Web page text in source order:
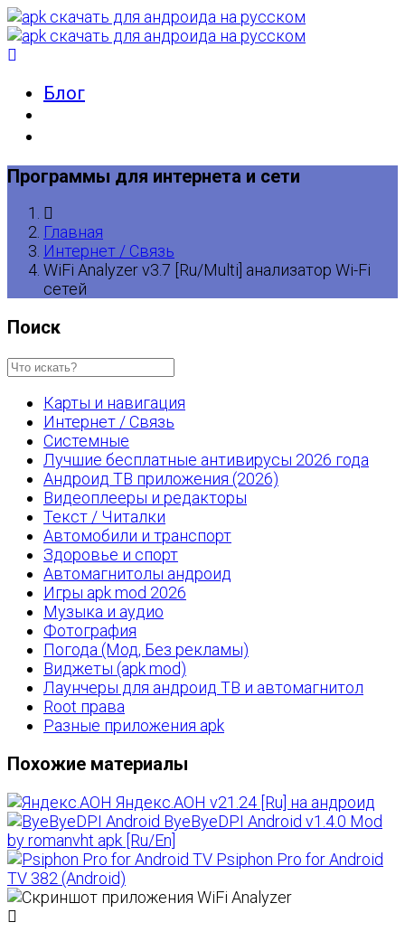
Блог
Программы для интернета и сети
Главная
Интернет / Связь
WiFi Analyzer v3.7 [Ru/Multi] анализатор Wi-Fi
сетей
Поиск
Карты и навигация
Интернет / Связь
Системные
Лучшие бесплатные антивирусы 2026 года
Андроид ТВ приложения (2026)
Видеоплееры и редакторы
Текст / Читалки
Автомобили и транспорт
Здоровье и спорт
Автомагнитолы андроид
Игры apk mod 2026
Музыка и аудио
Фотография
Погода (Мод, Без рекламы)
Виджеты (apk mod)
Лаунчеры для андроид ТВ и автомагнитол
Root права
Разные приложения apk
Похожие материалы
Яндекс.АОН v21.24 [Ru] на андроид
ByeByeDPI Android v1.4.0 Mod
by romanvht apk [Ru/En]
Psiphon Pro for Android
TV 382 (Android)